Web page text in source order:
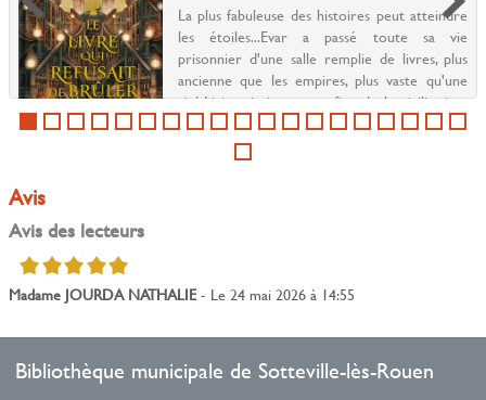
La plus fabuleuse des histoires peut atteindre
les étoiles...Evar a passé toute sa vie
prisonnier d'une salle remplie de livres, plus
ancienne que les empires, plus vaste qu'une
cité.Livira vivait aux confins de la civilisation,
o...
Avis
Avis des lecteurs
5/5
Madame JOURDA NATHALIE- Le 24 mai 2026 à 14:55
Bibliothèque municipale de Sotteville-lès-Rouen